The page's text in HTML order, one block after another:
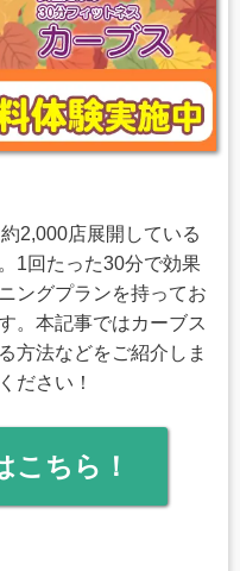
2,000店展開している
1回たった30分で効果
ングプランを持ってお
。本記事ではカーブス
方法などをご紹介しま
ださい！
こちら！